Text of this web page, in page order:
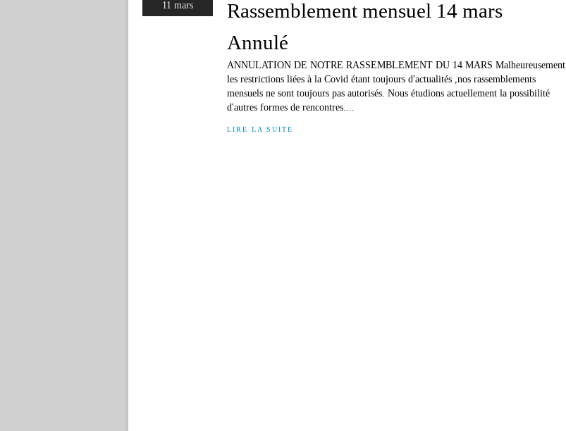
11 mars
Rassemblement mensuel 14 mars
Annulé
ANNULATION DE NOTRE RASSEMBLEMENT DU 14 MARS Malheureusement
les restrictions liées à la Covid étant toujours d'actualités ,nos rassemblements
mensuels ne sont toujours pas autorisés. Nous étudions actuellement la possibilité
d'autres formes de rencontres....
LIRE LA SUITE